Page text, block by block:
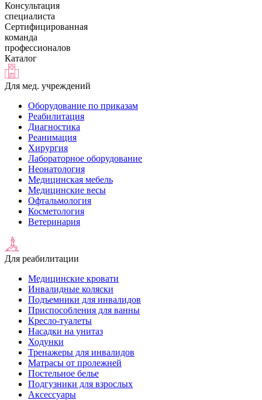
Консультация
специалиста
Сертифицированная
команда
профессионалов
Каталог
Для мед. учреждений
Оборудование по приказам
Реабилитация
Диагностика
Реанимация
Хирургия
Лабораторное оборудование
Неонатология
Медицинская мебель
Медицинские весы
Офтальмология
Косметология
Ветеринария
Для реабилитации
Медицинские кровати
Инвалидные коляски
Подъемники для инвалидов
Приспособления для ванны
Кресло-туалеты
Насадки на унитаз
Ходунки
Тренажеры для инвалидов
Матрасы от пролежней
Постельное белье
Подгузники для взрослых
Аксессуары